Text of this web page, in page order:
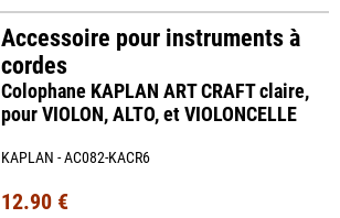
Accessoire pour instruments à
cordes
Colophane KAPLAN ART CRAFT claire,
pour VIOLON, ALTO, et VIOLONCELLE
KAPLAN - AC082-KACR6
12.90 €